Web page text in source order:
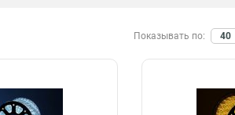
Показывать по: 40